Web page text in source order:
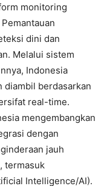
monitoring
dini dan
Melalui sistem
Indonesia
diambil berdasarkan
real-time.
mengembangkan
dengan
jauh
termasuk
Intelligence/AI).